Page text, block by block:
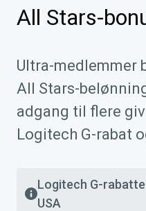
All Stars-
Ultra-medlemmer
All Stars-
adgang til flere
Logitech G-rabat
Logitech G-
USA